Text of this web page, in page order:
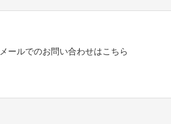
メールでのお問い合わせはこちら